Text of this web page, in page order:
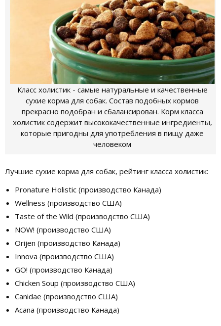
Класс холистик - самые натуральные и качественные
сухие корма для собак. Состав подобных кормов
прекрасно подобран и сбалансирован. Корм класса
холистик содержит высококачественные ингредиенты,
которые пригодны для употребления в пищу даже
человеком
Лучшие сухие корма для собак, рейтинг класса холистик:
Pronature Holistic (производство Канада)
Wellness (производство США)
Taste of the Wild (производство США)
NOW! (производство США)
Orijen (производство Канада)
Innova (производство США)
GO! (производство Канада)
Chicken Soup (производство США)
Canidae (производство США)
Acana (производство Канада)